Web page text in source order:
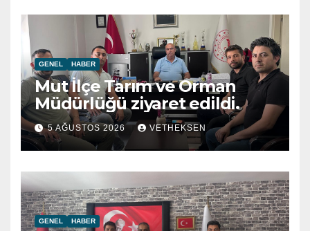
GENEL HABER
Mut İlçe Tarım ve Orman
Müdürlüğü ziyaret edildi.
5 AĞUSTOS 2026 VETHEKSEN
GENEL HABER